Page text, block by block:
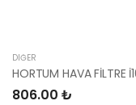
DIĞER
806.00 ₺